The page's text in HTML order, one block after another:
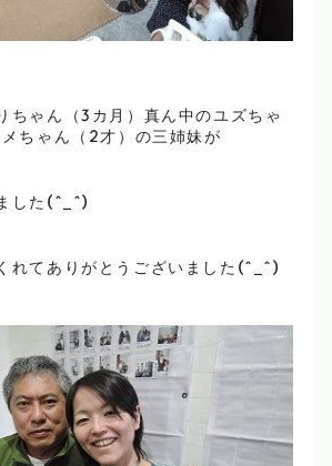
ちゃん（3カ月）真ん中のユズちゃ
ちゃん（2才）の三姉妹が
した(^_^)
れてありがとうございました(^_^)